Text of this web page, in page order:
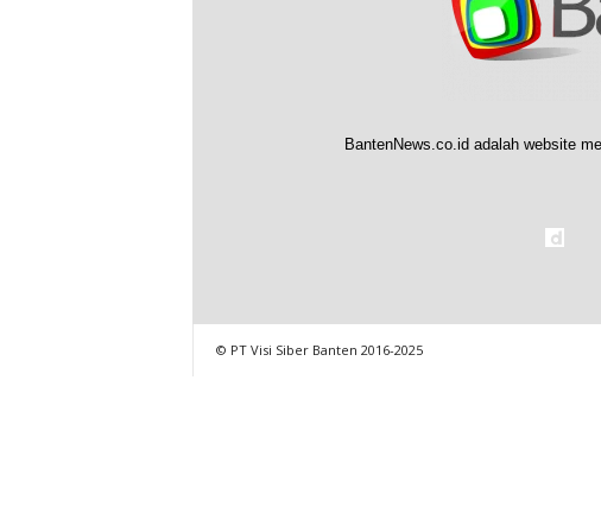
BantenNews.co.id adalah website
© PT Visi Siber Banten 2016-2025